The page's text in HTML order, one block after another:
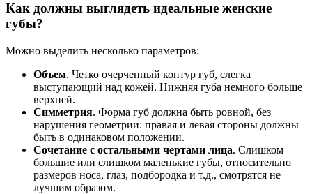
Как должны выглядеть идеальные женские
губы?
Можно выделить несколько параметров:
Объем. Четко очерченный контур губ, слегка
выступающий над кожей. Нижняя губа немного больше
верхней.
Симметрия. Форма губ должна быть ровной, без
нарушения геометрии: правая и левая стороны должны
быть в одинаковом положении.
Сочетание с остальными чертами лица. Слишком
большие или слишком маленькие губы, относительно
размеров носа, глаз, подбородка и т.д., смотрятся не
лучшим образом.